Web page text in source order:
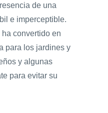
de una
e imperceptible.
convertido en
para los jardines y
y algunas
para evitar su